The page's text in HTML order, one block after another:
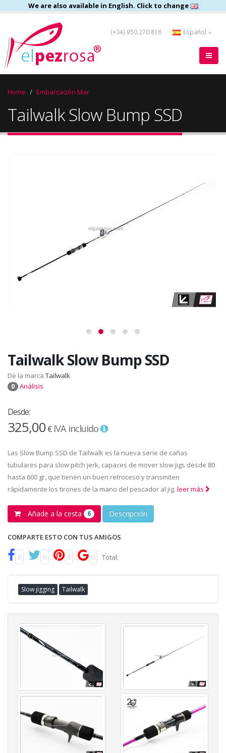
We are also available in English. Click to change
(+34) 950 270 816 Español
Home Embarcación Mar
Tailwalk Slow Bump SSD
Tailwalk Slow Bump SSD
De la marca Tailwalk
0 Análisis
Desde:
325,00€ IVA incluido
Las Slow Bump SSD de Tailwalk es la nueva serie de cañas
tubulares para slow pitch jerk, capaces de mover slow jigs desde 80
hasta 600 gr, que tienen un buen retroceso y transmiten
rápidamente los tirones de la mano del pescador al jig. leer más
Añade a la cesta 6 Descripción
COMPARTE ESTO CON TUS AMIGOS
0 0 0 0 Total:
Slow jigging Tailwalk